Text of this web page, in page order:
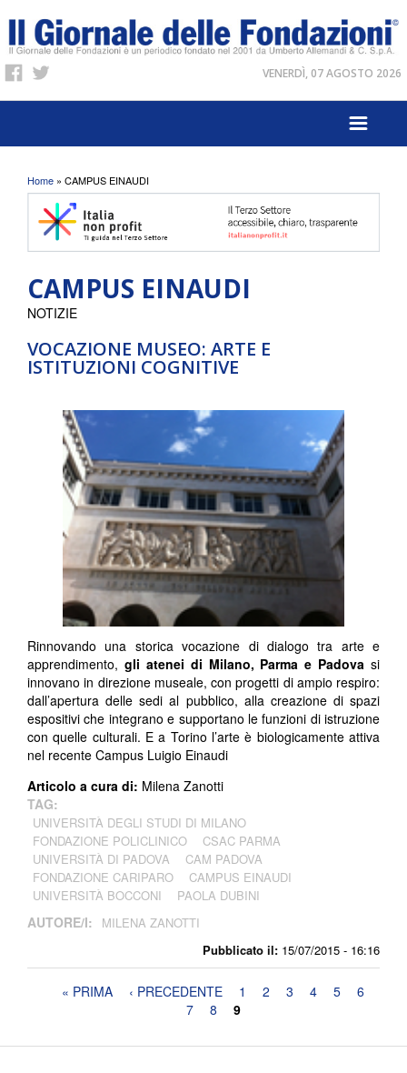
VENERDÌ, 07 AGOSTO 2026
Tu sei qui
Home » CAMPUS EINAUDI
CAMPUS EINAUDI
VOCAZIONE MUSEO: ARTE E
ISTITUZIONI COGNITIVE
Pubblicato il: 15/07/2015 - 16:16
NOTIZIE
Rinnovando una storica vocazione di dialogo tra arte e
apprendimento, gli atenei di Milano, Parma e Padova si
innovano in direzione museale, con progetti di ampio respiro:
dall’apertura delle sedi al pubblico, alla creazione di spazi
espositivi che integrano e supportano le funzioni di istruzione
con quelle culturali. E a Torino l’arte è biologicamente attiva
nel recente Campus Luigio Einaudi
Articolo a cura di: Milena Zanotti ​
TAG:
UNIVERSITÀ DEGLI STUDI DI MILANO
FONDAZIONE POLICLINICO
CSAC PARMA
UNIVERSITÀ DI PADOVA
CAM PADOVA
FONDAZIONE CARIPARO
CAMPUS EINAUDI
UNIVERSITÀ BOCCONI
PAOLA DUBINI
AUTORE/I: MILENA ZANOTTI
Pagine« PRIMA ‹ PRECEDENTE 1 2 3 4 5
6
7
8 9